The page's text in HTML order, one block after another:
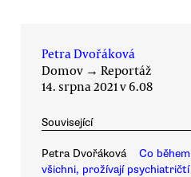
Petra Dvořáková
Domov → Reportáž
14. srpna 2021 v 6.08
Související
Petra Dvořáková
Co
všichni, prožívají